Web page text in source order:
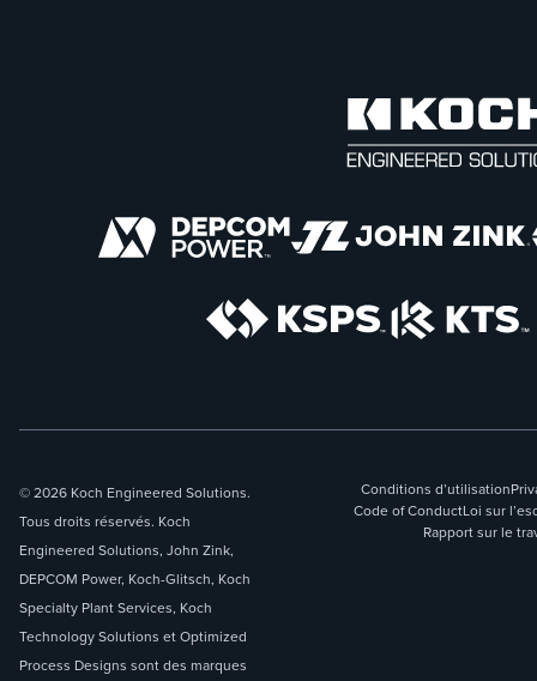
© 2026 Koch Engineered Solutions.
Tous droits réservés. Koch
Engineered Solutions, John Zink,
DEPCOM Power, Koch-Glitsch, Koch
Specialty Plant Services, Koch
Technology Solutions et Optimized
Process Designs sont des marques
Conditions d’utilisation
Code of ConductLoi sur
Rapport sur le